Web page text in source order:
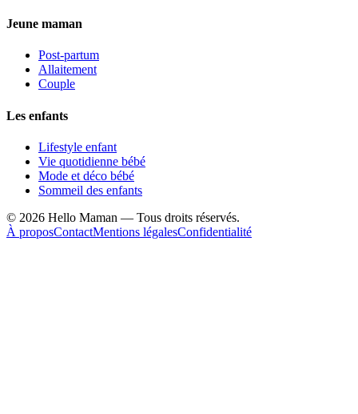
Jeune maman
Post-partum
Allaitement
Couple
Les enfants
Lifestyle enfant
Vie quotidienne bébé
Mode et déco bébé
Sommeil des enfants
© 2026 Hello Maman — Tous droits réservés.
À proposContactMentions légalesConfidentialité